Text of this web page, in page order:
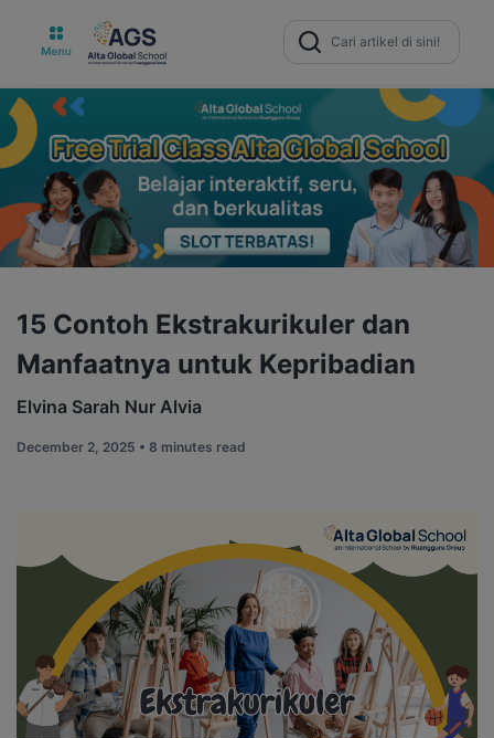
Search
for:
15 Contoh Ekstrakurikuler dan
Manfaatnya untuk Kepribadian
Elvina Sarah Nur Alvia
December 2, 2025 • 8 minutes read